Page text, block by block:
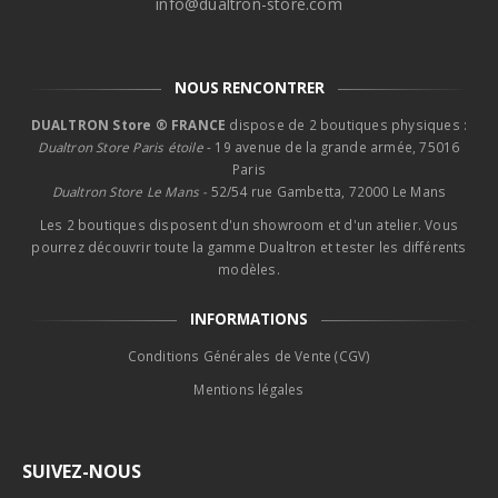
NOUS RENCONTRER
DUALTRON Store ® FRANCE dispose de 2 boutiques physiques :
Dualtron Store Paris étoile- 19 avenue de la grande armée, 75016
Paris
Dualtron Store Le Mans - 52/54 rue Gambetta, 72000 Le Mans
Les 2 boutiques disposent d'un showroom et d'un atelier. Vous
pourrez découvrir toute la gamme Dualtron et tester les différents
modèles.
INFORMATIONS
Conditions Générales de Vente (CGV)
Mentions légales
SUIVEZ-NOUS